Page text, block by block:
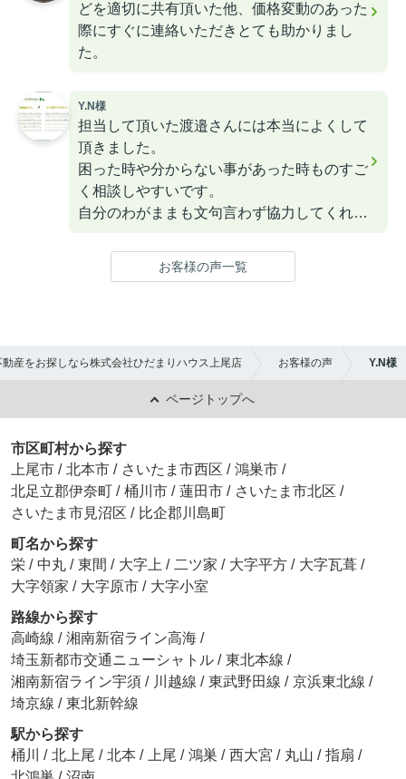
どを適切に共有頂いた他、価格変動のあった
際にすぐに連絡いただきとても助かりまし
た。
Y.N様
担当して頂いた渡邉さんには本当によくして
頂きました。
困った時や分からない事があった時ものすご
く相談しやすいです。
自分のわがままも文句言わず協力してくれて
を見て下さり、助かりました。
渡邉さんもこれから頑張ってください。
お客様の声一覧
産をお探しなら株式会社ひだまりハウス上尾店 お客様の声 Y.N様
ページトップへ
市区町村から探す
上尾市 / 北本市 / さいたま市西区 / 鴻巣市 /
北足立郡伊奈町 / 桶川市 / 蓮田市 / さいたま市北区 /
さいたま市見沼区 / 比企郡川島町
町名から探す
栄 / 中丸 / 東間 / 大字上 / 二ツ家 / 大字平方 / 大字瓦葺 /
大字領家 / 大字原市 / 大字小室
路線から探す
高崎線 / 湘南新宿ライン高海 /
埼玉新都市交通ニューシャトル / 東北本線 /
湘南新宿ライン宇須 / 川越線 / 東武野田線 / 京浜東北線 /
埼京線 / 東北新幹線
駅から探す
桶川
/ 北上尾 / 北本 / 上尾 / 鴻巣 / 西大宮 / 丸山 / 指扇 /